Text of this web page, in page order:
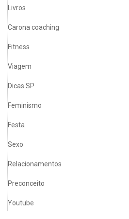
Livros
Carona coaching
Fitness
Viagem
Dicas SP
Feminismo
Festa
Sexo
Relacionamentos
Preconceito
Youtube